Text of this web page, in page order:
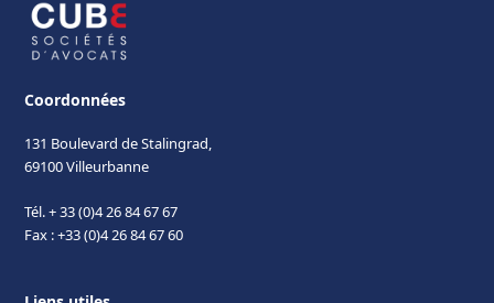
Coordonnées
131 Boulevard de Stalingrad,
69100 Villeurbanne
Tél. + 33 (0)4 26 84 67 67
Fax : +33 (0)4 26 84 67 60